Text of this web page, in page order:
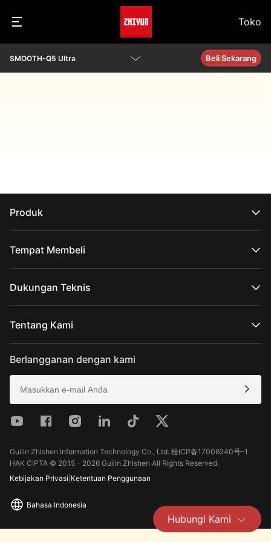
Toko
SMOOTH-Q5 Ultra Beli Sekarang
Hubungi Kami
Produk
Seri WEEBILL
Seri SMOOTH
Seri FIVERAY
Tempat Membeli
Toko Online yang Ditunjuk
Beli Dari Toko
Dukungan Teknis
Unduh
Layanan Perbaikan
Lihat Kompatibilitas Kamera
Tentang Kami
Berita
Media Kit
Hubungi Kami
Umpan Balik
Berlangganan dengan kami
Guilin Zhishen Information Technology Co., Ltd. 桂ICP备17006240号-1
HAK CIPTA © 2015 - 2026 Guilin Zhishen All Rights Reserved.
Kebijakan Privasi Ketentuan Penggunaan
Bahasa Indonesia